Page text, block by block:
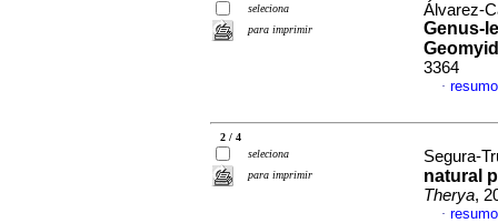
seleciona
para imprimir
Álvarez-
Genus-
3364
·
2 / 4
seleciona
para imprimir
Segura-
natural
Therya,
·